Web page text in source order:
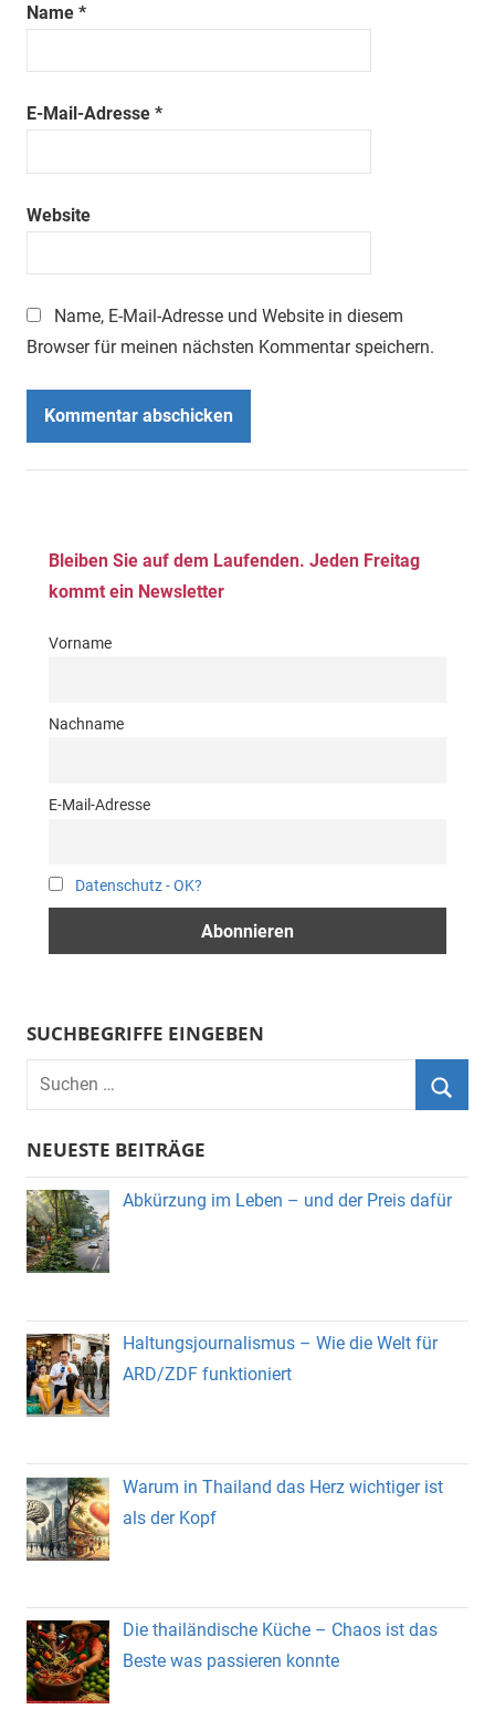
Name *
E-Mail-Adresse *
Website
Name, E-Mail-Adresse und Website in diesem
Browser für meinen nächsten Kommentar speichern.
Bleiben Sie auf dem Laufenden. Jeden Freitag
kommt ein Newsletter
Vorname
Nachname
E-Mail-Adresse
Datenschutz - OK?
SUCHBEGRIFFE EINGEBEN
Suchen
nach:
NEUESTE BEITRÄGE
Abkürzung im Leben – und der Preis dafür
Haltungsjournalismus – Wie die Welt für
ARD/ZDF funktioniert
Warum in Thailand das Herz wichtiger ist
als der Kopf
Die thailändische Küche – Chaos ist das
Beste was passieren konnte